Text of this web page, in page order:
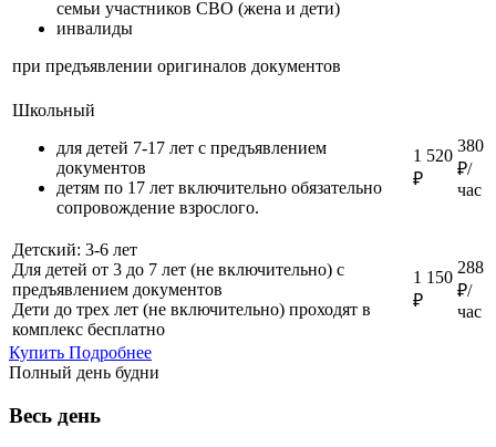
семьи участников СВО (жена и дети)
инвалиды
при предъявлении оригиналов документов
Школьный
для детей 7-17 лет с предъявлением
документов
детям по 17 лет включительно обязательно
сопровождение взрослого.
1 520
₽
380
₽/
час
Детский: 3-6 лет
Для детей от 3 до 7 лет (не включительно) с
предъявлением документов
Дети до трех лет (не включительно) проходят в
комплекс бесплатно
1 150
₽
288
₽/
час
Купить Подробнее
Полный день будни
Весь день